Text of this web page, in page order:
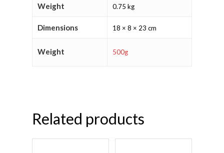
Weight 0.75 kg
Dimensions 18 × 8 × 23 cm
Weight 500g
Related products